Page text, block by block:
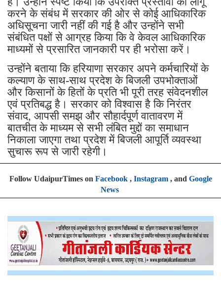
करने के संबंध में सरकार की ओर से कोई आधिकारिक
अधिसूचना जारी नहीं की गई है और उन्होंने सभी
संबंधित पक्षों से आग्रह किया कि वे केवल आधिकारिक
माध्यमों से प्रसारित जानकारी पर ही भरोसा करें।
उन्होंने बताया कि हरियाणा सरकार अपने कर्मचारियों के
कल्याण के साथ-साथ प्रदेश के बिजली उपभोक्ताओं
और किसानों के हितों के प्रति भी पूरी तरह संवेदनशील
एवं प्रतिबद्ध है। सरकार को विश्वास है कि निरंतर
संवाद, आपसी समझ और सौहार्दपूर्ण वातावरण में
बातचीत के माध्यम से सभी लंबित मुद्दों का समाधान
निकाला जाएगा तथा प्रदेश में बिजली आपूर्ति व्यवस्था
सुचारू रूप से जारी रहेगी।
Follow UdaipurTimes on Facebook, Instagram, and Google
News